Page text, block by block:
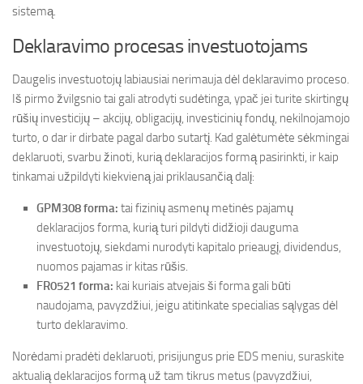
sistemą.
Deklaravimo procesas investuotojams
Daugelis investuotojų labiausiai nerimauja dėl deklaravimo proceso.
Iš pirmo žvilgsnio tai gali atrodyti sudėtinga, ypač jei turite skirtingų
rūšių investicijų – akcijų, obligacijų, investicinių fondų, nekilnojamojo
turto, o dar ir dirbate pagal darbo sutartį. Kad galėtumėte sėkmingai
deklaruoti, svarbu žinoti, kurią deklaracijos formą pasirinkti, ir kaip
tinkamai užpildyti kiekvieną jai priklausančią dalį:
GPM308 forma: tai fizinių asmenų metinės pajamų
deklaracijos forma, kurią turi pildyti didžioji dauguma
investuotojų, siekdami nurodyti kapitalo prieaugį, dividendus,
nuomos pajamas ir kitas rūšis.
FR0521 forma: kai kuriais atvejais ši forma gali būti
naudojama, pavyzdžiui, jeigu atitinkate specialias sąlygas dėl
turto deklaravimo.
Norėdami pradėti deklaruoti, prisijungus prie EDS meniu, suraskite
aktualią deklaracijos formą už tam tikrus metus (pavyzdžiui,